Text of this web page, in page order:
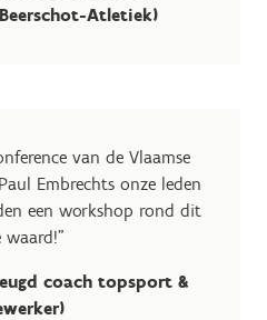
Beerschot-Atletiek)
van de Vlaamse
Embrechts onze leden
een workshop rond dit
waard!"
coach topsport &